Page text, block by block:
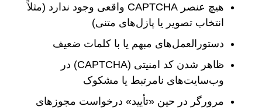
هیچ عنصر CAPTCHA واقعی وجود ندارد (مثلاً
انتخاب تصویر یا پازل‌های متنی)
دستورالعمل‌های مبهم یا با کلمات ضعیف
ظاهر شدن کد امنیتی (CAPTCHA) در
وب‌سایت‌های نامرتبط یا مشکوک
مرورگر در حین «تأیید» درخواست مجوزهای